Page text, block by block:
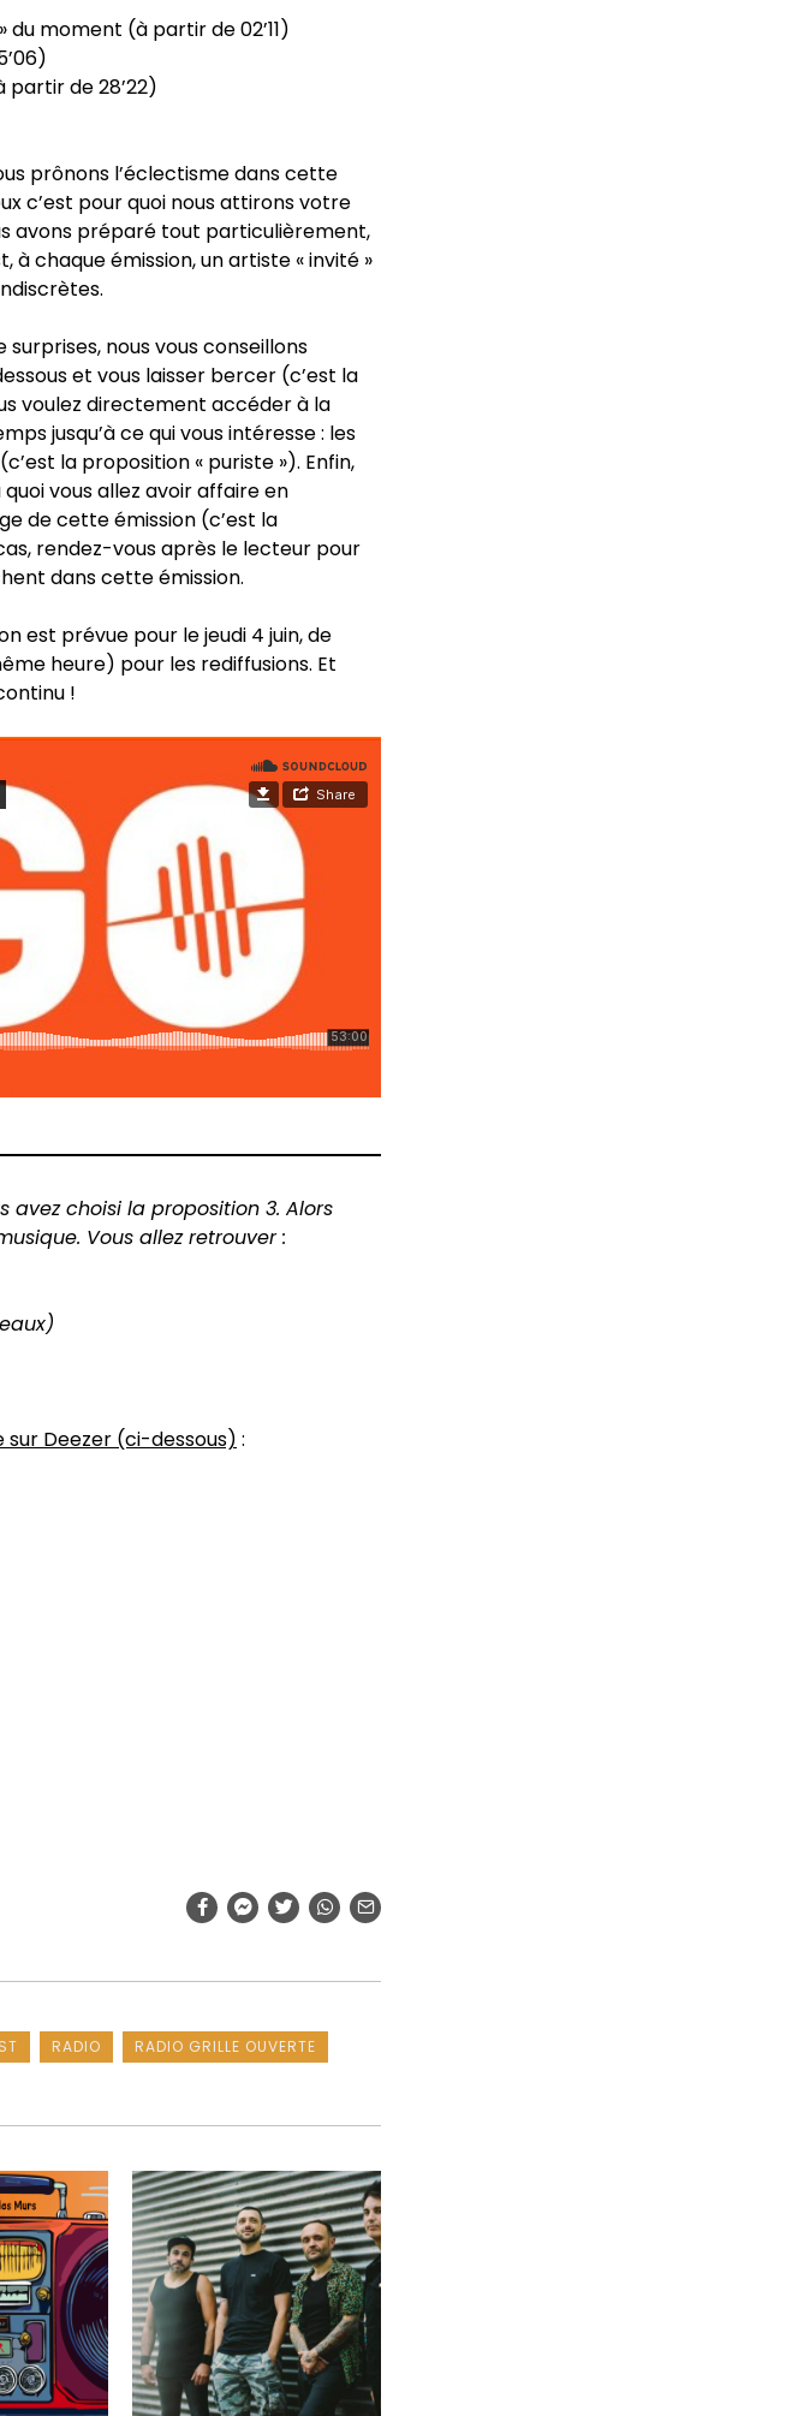
moment (à partir de 02’11)
partir de 28’22)
prônons l’éclectisme dans cette
c’est pour quoi nous attirons votre
avons préparé tout particulièrement,
à chaque émission, un artiste « invité »
nous vous conseillons
et vous laisser bercer (c’est la
voulez directement accéder à la
jusqu’à ce qui vous intéresse : les
la proposition « puriste »). Enfin,
vous allez avoir affaire en
de cette émission (c’est la
rendez-vous après le lecteur pour
dans cette émission.
est prévue pour le jeudi 4 juin, de
heure) pour les rediffusions. Et
!
avez choisi la proposition 3. Alors
Vous allez retrouver :
Deezer (ci-dessous) :
RADIO RADIO GRILLE OUVERTE